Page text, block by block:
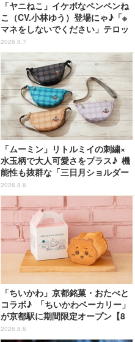
「ヤニねこ」イケボなペンペンね
こ（CV.小林ゆう）登場にゃ♪「※
マネをしないでください」テロッ
プや、アルねこ失踪で江ノ島が聖
地になっちゃう!?「今期の癒し
枠」「怒られない回」第6話【ネ
タバレあり反応まとめ】
2026.8.7
「ムーミン」リトルミイの刺繍×
水玉柄で大人可愛さをプラス♪ 機
能性も抜群な「三日月ショルダー
バッグ」が新登場
2026.8.6
「ちいかわ」京都銘菓・おたべと
コラボ♪ 「ちいかわベーカリー」
が京都駅に期間限定オープン【8
月13日～】
2026.8.6